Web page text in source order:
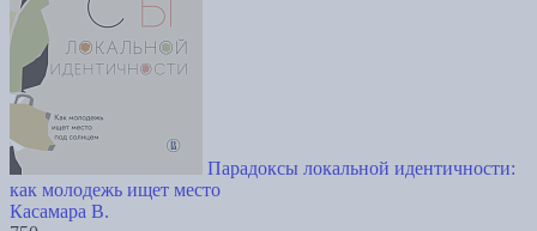
Парадоксы локальной идентичности:
как молодежь ищет место
Касамара В.